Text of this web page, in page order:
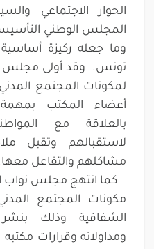
الحوار الاجتماعي
المجلس الوطني
وما جعله ركيزة
تونس. وقد أولى مجلس
لمكونات المجتمع
أعضاء المكتب
بالعلاقة مع
لاستقبالهم وتقبل
مشاكلهم والتفاعل
كما انتهج مجلس نواب
مكونات المجتمع
الشفافية وذلك
ومداولاته وقرارات